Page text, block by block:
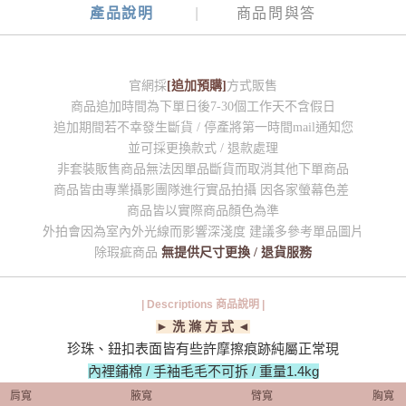
產品說明 商品問與答
官網採 [追加預購] 方式販售
商品追加時間為下單日後7-30個工作天不含假日
追加期間若不幸發生斷貨 / 停產將第一時間mail通知您
並可採更換款式 / 退款處理
非套裝販售商品無法因單品斷貨而取消其他下單商品
商品皆由專業攝影團隊進行實品拍攝 因各家螢幕色差
商品皆以實際商品顏色為準
外拍會因為室內外光線而影響深淺度 建議多參考單品圖片
除瑕疵商品 無提供尺寸更換 / 退貨服務
| Descriptions 商品說明 |
► 洗 滌 方 式 ◄
珍珠、鈕扣表面皆有些許摩擦痕跡純屬正常現
內裡鋪棉 / 手袖毛毛不可拆 / 重量1.4kg
肩寬 腋寬 臂寬 胸寬